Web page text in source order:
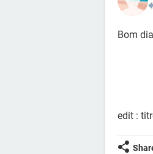
Bom
edit :